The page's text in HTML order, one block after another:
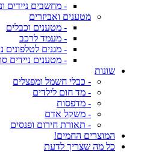
- מחשבים ניידים
מטענים ואביזרים
- מטענים וכבלים
- מעמד לרכב
- מגנים לטלפונים
- מטענים ניידים
שונות
- כבלי חשמל ומפצלים
- מד חום לילדים
- מדפסות
- משקל אדם
- תאורת חירום ופנסים
המוצרים החמים!
כל מה שצריך לדעת